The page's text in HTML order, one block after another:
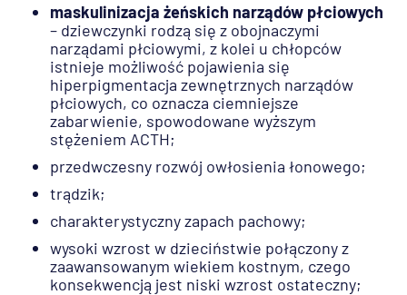
maskulinizacja żeńskich narządów płciowych
– dziewczynki rodzą się z obojnaczymi
narządami płciowymi, z kolei u chłopców
istnieje możliwość pojawienia się
hiperpigmentacja zewnętrznych narządów
płciowych, co oznacza ciemniejsze
zabarwienie, spowodowane wyższym
stężeniem ACTH;
przedwczesny rozwój owłosienia łonowego;
trądzik;
charakterystyczny zapach pachowy;
wysoki wzrost w dzieciństwie połączony z
zaawansowanym wiekiem kostnym, czego
konsekwencją jest niski wzrost ostateczny;